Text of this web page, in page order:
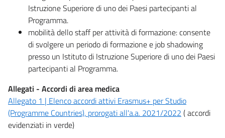
Istruzione Superiore di uno dei Paesi partecipanti al
Programma.
mobilità dello staff per attività di formazione: consente
di svolgere un periodo di formazione e job shadowing
presso un Istituto di Istruzione Superiore di uno dei Paesi
partecipanti al Programma.
Allegati - Accordi di area medica
Allegato 1 | Elenco accordi attivi Erasmus+ per Studio
(Programme Countries), prorogati all'a.a. 2021/2022 ( accordi
evidenziati in verde)